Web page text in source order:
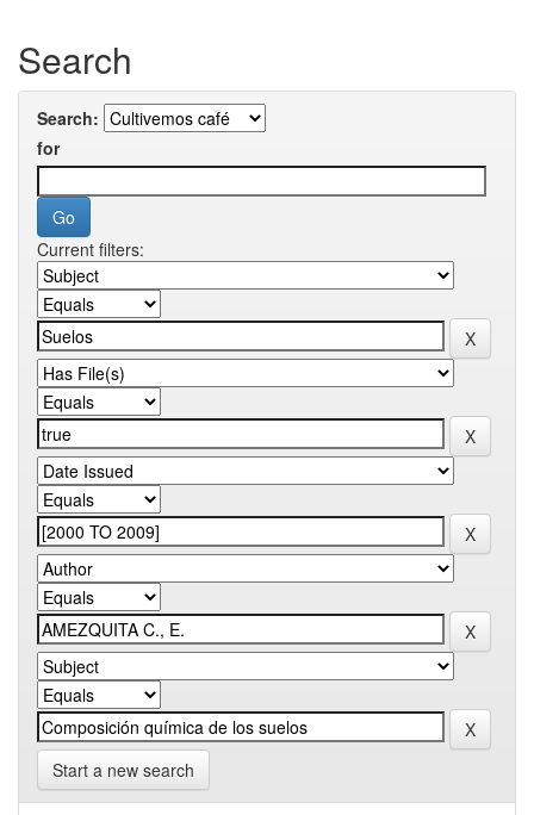
Search
Search:
for
Current filters:
Start a new search